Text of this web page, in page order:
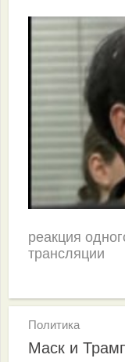
реакция
трансляции
Политика
Маск и